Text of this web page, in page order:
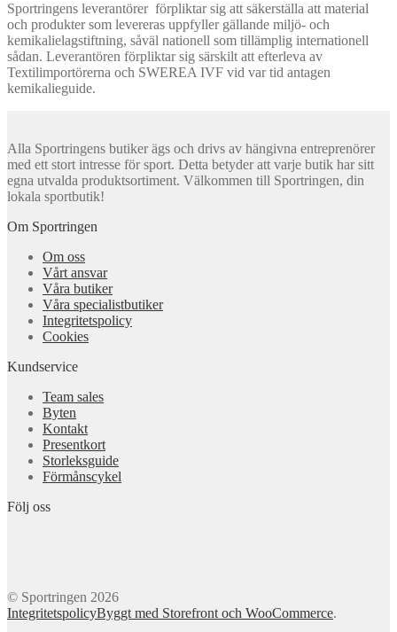
Sportringens leverantörer förpliktar sig att säkerställa att material
och produkter som levereras uppfyller gällande miljö- och
kemikalielagstiftning, såväl nationell som tillämplig internationell
sådan. Leverantören förpliktar sig särskilt att efterleva av
Textilimportörerna och SWEREA IVF vid var tid antagen
kemikalieguide.
Alla Sportringens butiker ägs och drivs av hängivna entreprenörer
med ett stort intresse för sport. Detta betyder att varje butik har sitt
egna utvalda produktsortiment. Välkommen till Sportringen, din
lokala sportbutik!
Om Sportringen
Om oss
Vårt ansvar
Våra butiker
Våra specialistbutiker
Integritetspolicy
Cookies
Kundservice
Team sales
Byten
Kontakt
Presentkort
Storleksguide
Förmånscykel
Följ oss
© Sportringen 2026
IntegritetspolicyByggt med Storefront och WooCommerce.